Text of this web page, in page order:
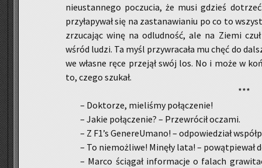
nie­ustan­ne­go po­czu­cia, że musi gdzieś
przy­ła­py­wał się na za­sta­na­wia­niu po co to
zrzu­ca­jąc winę na od­lud­ność, ale na Ziemi
wśród ludzi. Ta myśl przy­wra­ca­ła mu chęć do
we wła­sne ręce prze­jął swój los. No i może w
to, czego szu­kał.
***
– Dok­to­rze, mie­li­śmy po­łą­cze­nie!
– Jakie po­łą­cze­nie? – Prze­wró­cił ocza­mi.
– Z F1’s GenereU­ma­no! – od­po­wie­dział
– To nie­moż­li­we! Mi­nę­ły lata! – po­wąt­pie­wał
– Marco ścią­gał in­for­ma­cje o fa­lach